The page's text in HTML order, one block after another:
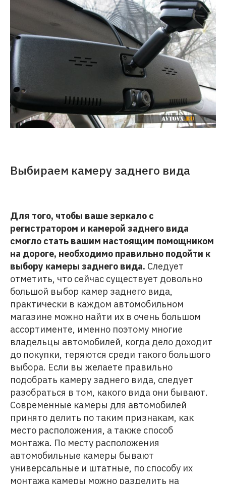
Выбираем камеру заднего вида
Для того, чтобы ваше зеркало с
регистратором и камерой заднего вида
смогло стать вашим настоящим помощником
на дороге, необходимо правильно подойти к
выбору камеры заднего вида. Следует
отметить, что сейчас существует довольно
большой выбор камер заднего вида,
практически в каждом автомобильном
магазине можно найти их в очень большом
ассортименте, именно поэтому многие
владельцы автомобилей, когда дело доходит
до покупки, теряются среди такого большого
выбора. Если вы желаете правильно
подобрать камеру заднего вида, следует
разобраться в том, какого вида они бывают.
Современные камеры для автомобилей
принято делить по таким признакам, как
место расположения, а также способ
монтажа. По месту расположения
автомобильные камеры бывают
универсальные и штатные, по способу их
монтажа камеры можно разделить на